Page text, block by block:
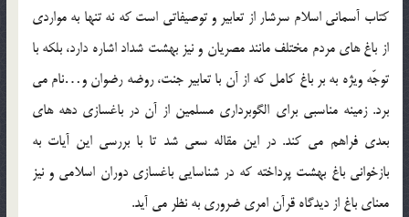
کتاب آسمانی اسلام سرشار از تعابیر و توصیفاتی است که نه تنها به مواردی
از باغ های مردم مختلف مانند مصریان و نیز بهشت شداد اشاره دارد، بلکه با
توجّه ویژه به بر باغ کامل که از آن با تعابیر جنت، روضه رضوان و…نام می
برد. زمینه مناسبی برای الگوبرداری مسلمین از آن در باغسازی دهه های
بعدی فراهم می کند. در این مقاله سعی شد تا با بررسی این آیات به
بازخوانی باغ بهشت پرداخته که در شناسایی باغسازی دوران اسلامی و نیز
معنای باغ از دیدگاه قرآن امری ضروری به نظر می آید.